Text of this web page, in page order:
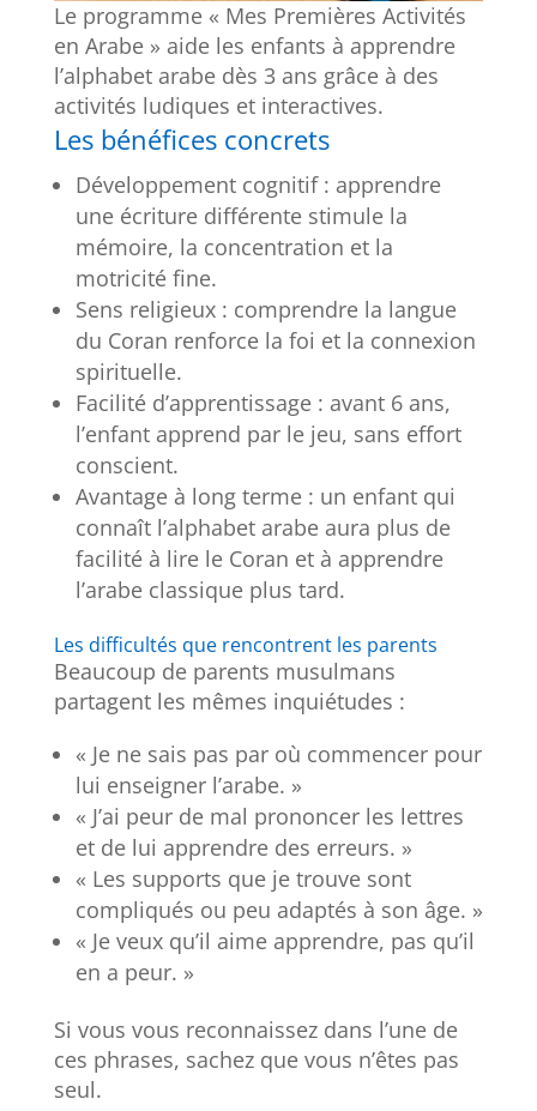
Le programme « Mes Premières Activités
en Arabe » aide les enfants à apprendre
l’alphabet arabe dès 3 ans grâce à des
activités ludiques et interactives.
Les bénéfices concrets
Développement cognitif : apprendre
une écriture différente stimule la
mémoire, la concentration et la
motricité fine.
Sens religieux : comprendre la langue
du Coran renforce la foi et la connexion
spirituelle.
Facilité d’apprentissage : avant 6 ans,
l’enfant apprend par le jeu, sans effort
conscient.
Avantage à long terme : un enfant qui
connaît l’alphabet arabe aura plus de
facilité à lire le Coran et à apprendre
l’arabe classique plus tard.
Les difficultés que rencontrent les parents
Beaucoup de parents musulmans
partagent les mêmes inquiétudes :
« Je ne sais pas par où commencer pour
lui enseigner l’arabe. »
« J’ai peur de mal prononcer les lettres
et de lui apprendre des erreurs. »
« Les supports que je trouve sont
compliqués ou peu adaptés à son âge. »
« Je veux qu’il aime apprendre, pas qu’il
en a peur. »
Si vous vous reconnaissez dans l’une de
ces phrases, sachez que vous n’êtes pas
seul.